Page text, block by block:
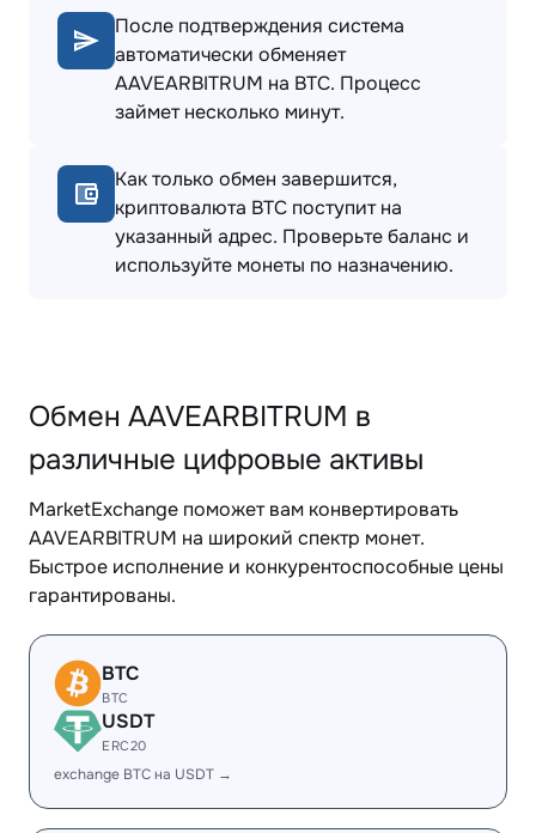
После подтверждения система
автоматически обменяет
AAVEARBITRUM на BTC. Процесс
займет несколько минут.
Как только обмен завершится,
криптовалюта BTC поступит на
указанный адрес. Проверьте баланс и
используйте монеты по назначению.
Обмен AAVEARBITRUM в
различные цифровые активы
MarketExchange поможет вам конвертировать
AAVEARBITRUM на широкий спектр монет.
Быстрое исполнение и конкурентоспособные цены
гарантированы.
BTC
BTC
USDT
ERC20
exchange BTC на USDT →